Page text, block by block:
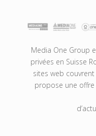
Media One Group
privées en Suisse
sites web
propose une offre